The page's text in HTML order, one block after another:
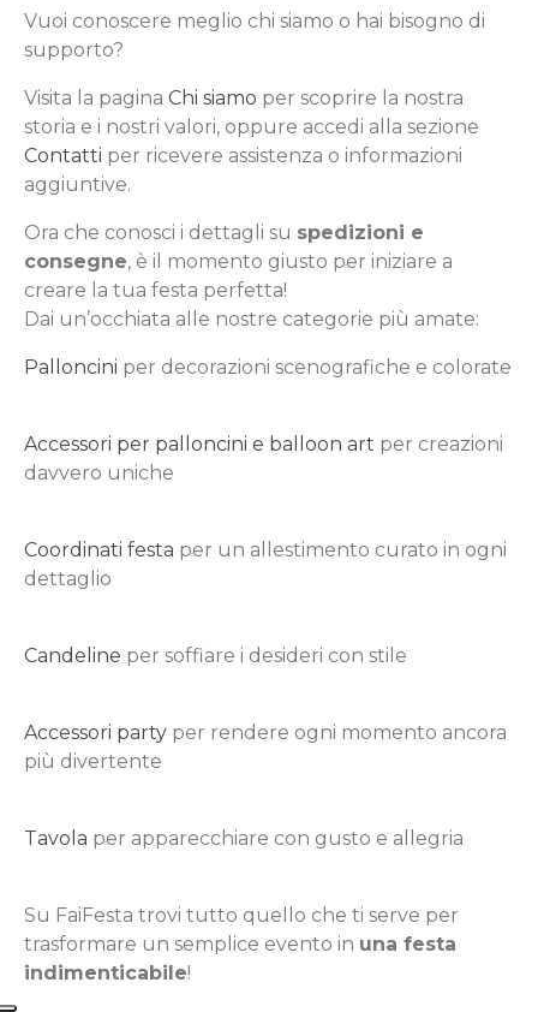
Vuoi conoscere meglio chi siamo o hai bisogno di
supporto?
Visita la pagina Chi siamo per scoprire la nostra
storia e i nostri valori, oppure accedi alla sezione
Contatti per ricevere assistenza o informazioni
aggiuntive.
Ora che conosci i dettagli su spedizioni e
consegne, è il momento giusto per iniziare a
creare la tua festa perfetta!
Dai un’occhiata alle nostre categorie più amate:
Palloncini per decorazioni scenografiche e colorate
Accessori per palloncini e balloon art per creazioni
davvero uniche
Coordinati festa per un allestimento curato in ogni
dettaglio
Candeline per soffiare i desideri con stile
Accessori party per rendere ogni momento ancora
più divertente
Tavola per apparecchiare con gusto e allegria
Su FaiFesta trovi tutto quello che ti serve per
trasformare un semplice evento in una festa
indimenticabile!